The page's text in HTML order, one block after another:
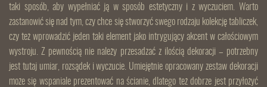
taki sposób, aby wypełniać ją w sposób estetyczny i z wyczuciem. Warto
zastanowić się nad tym, czy chce się stworzyć swego rodzaju kolekcję tabliczek,
czy też wprowadzić jeden taki element jako intrygujący akcent w całościowym
wystroju. Z pewnością nie należy przesadzać z ilością dekoracji – potrzebny
jest tutaj umiar, rozsądek i wyczucie. Umiejętnie opracowany zestaw dekoracji
może się wspaniale prezentować na ścianie, dlatego też dobrze jest przyłożyć